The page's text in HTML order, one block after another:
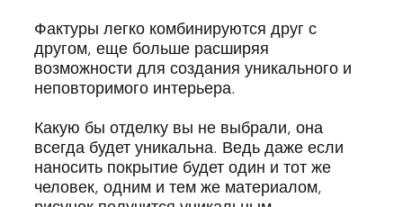
Фактуры легко комбинируются друг с
другом, еще больше расширяя
возможности для создания уникального и
неповторимого интерьера.
Какую бы отделку вы не выбрали, она
всегда будет уникальна. Ведь даже если
наносить покрытие будет один и тот же
человек, одним и тем же материалом,